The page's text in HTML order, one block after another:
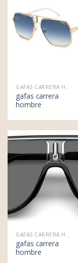
GAFAS CARRERA HOMBRE
gafas carrera
hombre
GAFAS CARRERA HOMBRE
gafas carrera
hombre